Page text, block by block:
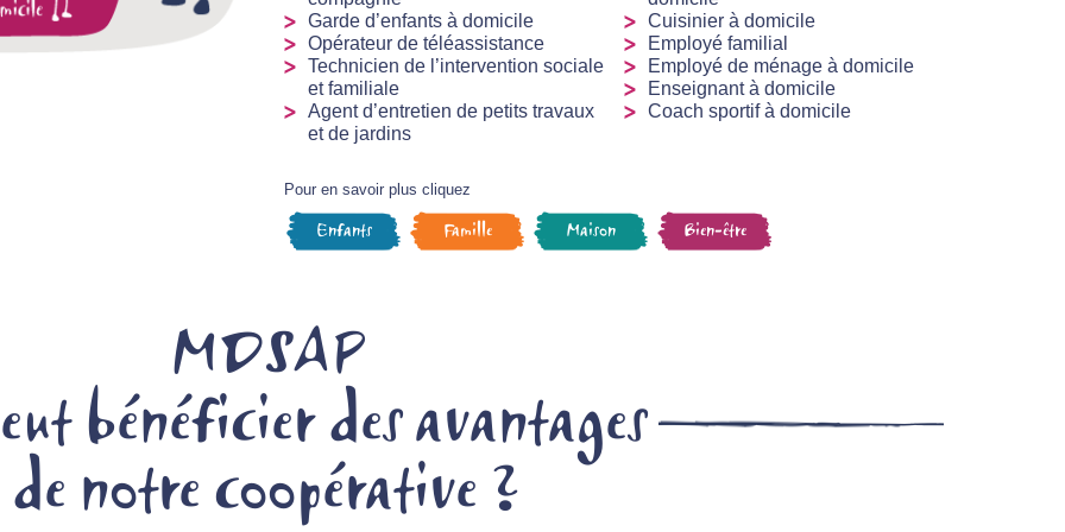
Garde d’enfants à domicile
Opérateur de téléassistance
Technicien de l’intervention sociale
et familiale
Agent d’entretien de petits travaux
et de jardins
Cuisinier à domicile
Employé familial
Employé de ménage à domicile
Enseignant à domicile
Coach sportif à domicile
Pour en savoir plus cliquez
Enfants Famille Maison Bien-être
MDSAP
bénéficier des avantages
de notre coopérative ?